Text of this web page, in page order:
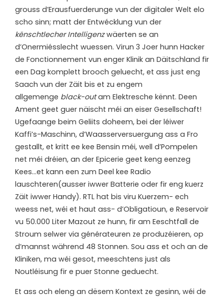
grouss d’Erausfuerderunge vun der digitaler Welt elo
scho sinn; matt der Entwécklung vun der
kënschtlecher Intelligenzwäerten se an
d’Onermiésslecht wuessen. Virun 3 Joer hunn Hacker
de Fonctionnement vun enger Klinik an Däitschland fir
een Dag komplett brooch geluecht, et ass just eng
Saach vun der Zäit bis et zu engem
allgemenge black-outam Elektresche kënnt. Deen
Ament geet guer näischt méi an eiser Gesellschaft!
Ugefaange beim Geliits doheem, bei der léiwer
Kaffi’s-Maschinn, d’Waasserversuergung ass a Fro
gestallt, et kritt ee kee Bensin méi, well d’Pompelen
net méi dréien, an der Epicerie geet keng eenzeg
Kees…et kann een zum Deel kee Radio
lauschteren(ausser iwwer Batterie oder fir eng kuerz
Zäit iwwer Handy). RTL hat bis viru Kuerzem- ech
weess net, wéi et haut ass- d’Obligatioun, e Reservoir
vu 50.000 Liter Mazout ze hunn, fir am Eeschtfall de
Stroum selwer via générateuren ze produzéieren, op
d’mannst während 48 Stonnen. Sou ass et och an de
Kliniken, ma wéi gesot, meeschtens just als
Noutléisung fir e puer Stonne geduecht.
Et ass och eleng an dësem Kontext ze gesinn, wéi de